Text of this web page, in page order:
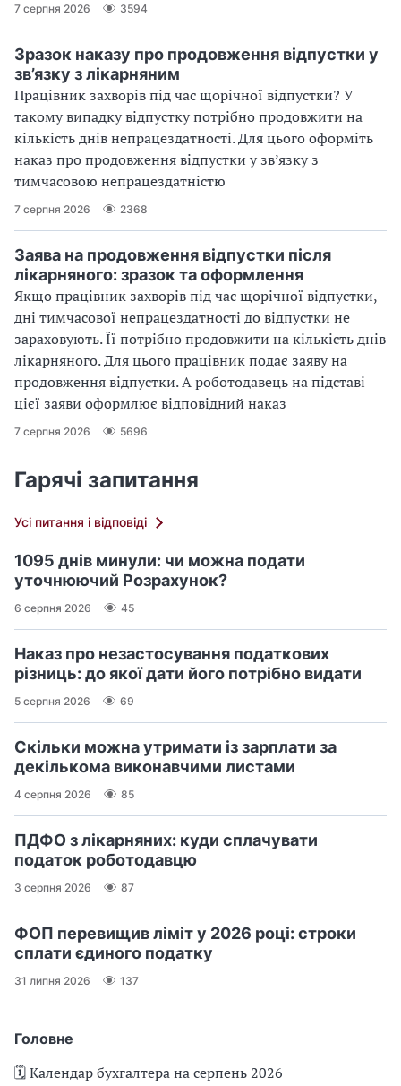
Головне
🗓️ Календар бухгалтера на серпень 2026
7 серпня 2026 3594
Зразок наказу про продовження відпустки у
зв’язку з лікарняним
Працівник захворів під час щорічної відпустки? У
такому випадку відпустку потрібно продовжити на
кількість днів непрацездатності. Для цього оформіть
наказ про продовження відпустки у зв’язку з
тимчасовою непрацездатністю
7 серпня 2026 2368
Заява на продовження відпустки після
лікарняного: зразок та оформлення
Якщо працівник захворів під час щорічної відпустки,
дні тимчасової непрацездатності до відпустки не
зараховують. Її потрібно продовжити на кількість днів
лікарняного. Для цього працівник подає заяву на
продовження відпустки. А роботодавець на підставі
цієї заяви оформлює відповідний наказ
7 серпня 2026 5696
Гарячі запитання
Усі питання і відповіді
1095 днів минули: чи можна подати
уточнюючий Розрахунок?
6 серпня 2026 45
Наказ про незастосування податкових
різниць: до якої дати його потрібно видати
5 серпня 2026 69
Скільки можна утримати із зарплати за
декількома виконавчими листами
4 серпня 2026 85
ПДФО з лікарняних: куди сплачувати
податок роботодавцю
3 серпня 2026 87
ФОП перевищив ліміт у 2026 році: строки
сплати єдиного податку
31 липня 2026 137